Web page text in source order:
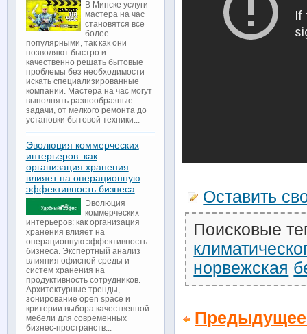
Оставить
Поисковые
норвежская
В Минске услуги
мастера на час
становятся все
более
популярными, так как они
позволяют быстро и
качественно решать бытовые
проблемы без необходимости
искать специализированные
компании. Мастера на час могут
выполнять разнообразные
задачи, от мелкого ремонта до
установки бытовой техники...
Эволюция коммерческих
интерьеров: как
организация хранения
влияет на операционную
эффективность бизнеса
Эволюция
коммерческих
интерьеров: как организация
хранения влияет на
операционную эффективность
бизнеса. Экспертный анализ
влияния офисной среды и
систем хранения на
продуктивность сотрудников.
Архитектурные тренды,
зонирование open space и
критерии выбора качественной
мебели для современных
бизнес-пространств...